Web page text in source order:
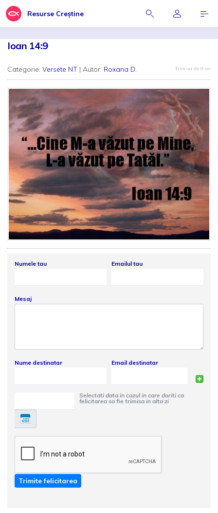
Resurse Creștine
Ioan 14:9
Categorie: Versete NT | Autor: Roxana D. Trimisa de 8 ori
Numele tau Emailul tau
Mesaj
Nume destinatar Email destinatar
Selectati data in cazul in care doriti ca
felicitarea sa fie trimisa in alta zi
Trimite felicitarea